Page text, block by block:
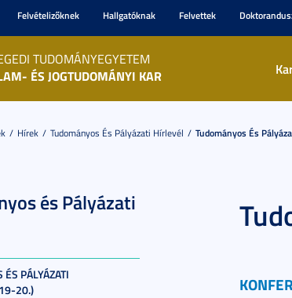
Felvételizőknek Hallgatóknak Felvettek
TUDOMÁNYEGYETEM
ÉS JOGTUDOMÁNYI KAR
Hírek Tudományos És Pályázati Hírlevél Tudományos És
és Pályázati
PÁLYÁZATI
20.)